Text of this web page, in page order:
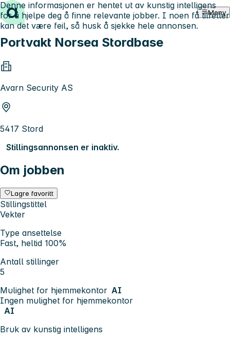
Hopp til innhold Meny
Portvakt Norsea Stordbase
Avarn Security AS
5417 Stord
Stillingsannonsen er inaktiv.
Om jobben
Lagre favoritt
Stillingstittel
Vekter
Type ansettelse
Fast, heltid 100%
Antall stillinger
5
Mulighet for hjemmekontor AI
Ingen mulighet for hjemmekontor
AI
Bruk av kunstig intelligens
Denne informasjonen er hentet ut av kunstig intelligens
for å hjelpe deg å finne relevante jobber. I noen få tilfeller
kan det være feil, så husk å sjekke hele annonsen.